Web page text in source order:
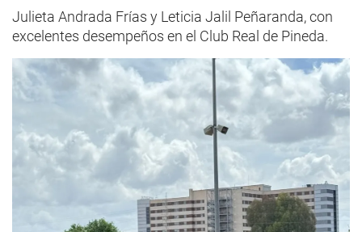
Julieta Andrada Frías y Leticia Jalil Peñaranda, con
excelentes desempeños en el Club Real de Pineda.